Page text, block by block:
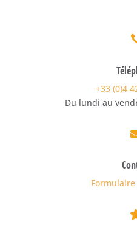
+33 (0)4
Du lundi au